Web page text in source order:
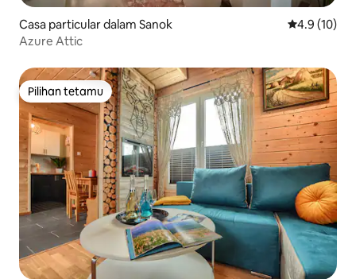
Casa particular dalam Sanok Penarafan
4.9 (10)
Azure Attic
Pilihan tetamu
Pilihan tetamu